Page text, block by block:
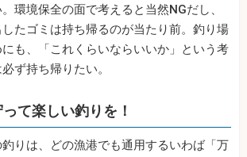
環境保全の面で考えると当然NGだし、
たゴミは持ち帰るのが当たり前。釣り場
も、「これくらいならいいか」という考
ず持ち帰りたい。
て楽しい釣りを！
りは、どの漁港でも通用するいわば「万